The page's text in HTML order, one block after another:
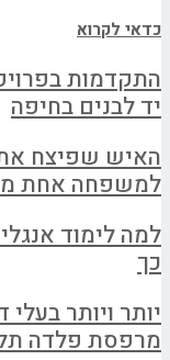
כדאי לקרוא
התקדמות
יד לבנים בחיפה
האיש שפיצח
למשפחה אחת מעל
למה לימוד
כך
יותר ויותר
מרפסת פלדה